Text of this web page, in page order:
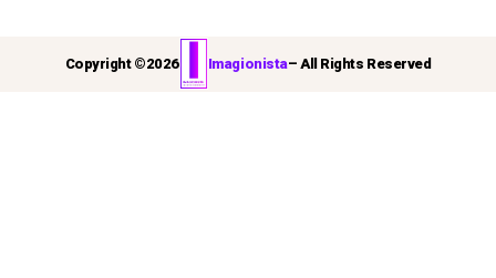
Copyright ©2026 Imagionista– All Rights Reserved